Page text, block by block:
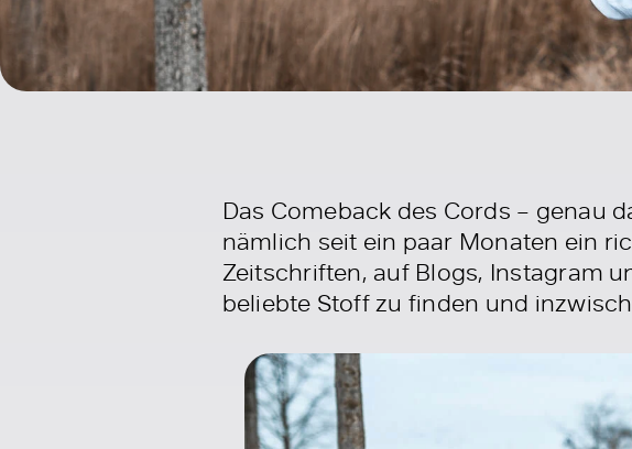
Das Comeback des Cords – genau
nämlich seit ein paar Monaten ein
Zeitschriften, auf Blogs, Instagram
beliebte Stoff zu finden und